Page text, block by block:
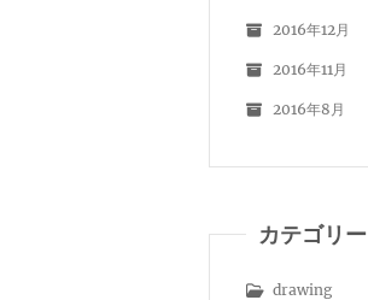
2016年12月
2016年11月
2016年8月
カテゴリー
drawing